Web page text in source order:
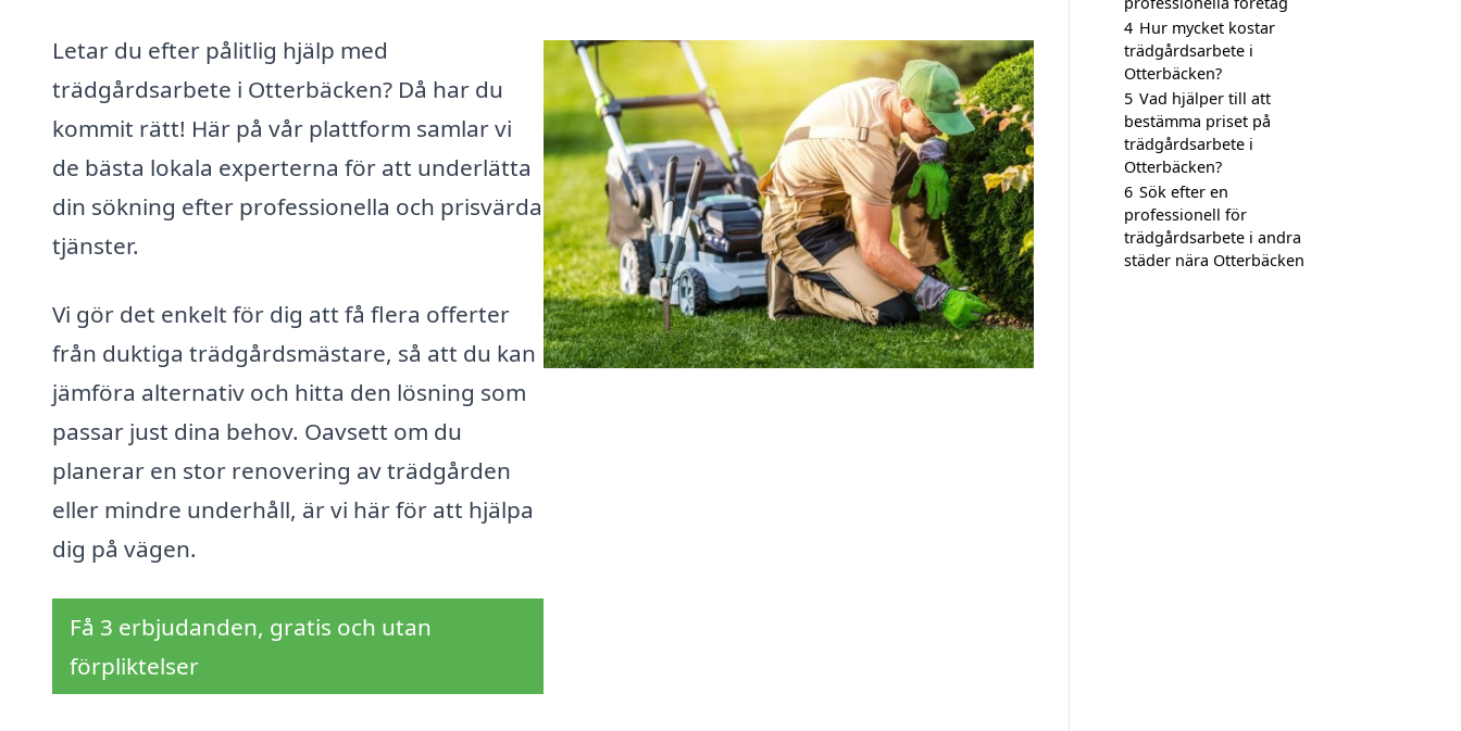
Letar du efter pålitlig hjälp med
trädgårdsarbete i Otterbäcken? Då har du
kommit rätt! Här på vår plattform samlar vi
de bästa lokala experterna för att underlätta
din sökning efter professionella och prisvärda
tjänster.
Vi gör det enkelt för dig att få flera offerter
från duktiga trädgårdsmästare, så att du kan
jämföra alternativ och hitta den lösning som
passar just dina behov. Oavsett om du
planerar en stor renovering av trädgården
eller mindre underhåll, är vi här för att hjälpa
dig på vägen.
Få 3 erbjudanden, gratis och utan
förpliktelser
4 Hur mycket kostar
trädgårdsarbete i
Otterbäcken?
5 Vad hjälper till att
bestämma priset på
trädgårdsarbete i
Otterbäcken?
6 Sök efter en
professionell för
trädgårdsarbete i andra
städer nära Otterbäcken